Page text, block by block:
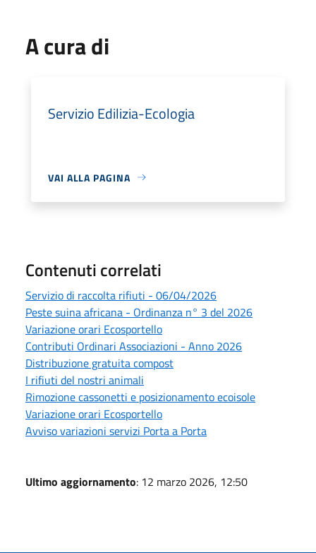
A cura di
Servizio Edilizia-Ecologia
VAI ALLA PAGINA
Contenuti correlati
Servizio di raccolta rifiuti - 06/04/2026
Peste suina africana - Ordinanza n° 3 del 2026
Variazione orari Ecosportello
Contributi Ordinari Associazioni - Anno 2026
Distribuzione gratuita compost
I rifiuti del nostri animali
Rimozione cassonetti e posizionamento ecoisole
Variazione orari Ecosportello
Avviso variazioni servizi Porta a Porta
Ultimo aggiornamento: 12 marzo 2026, 12:50